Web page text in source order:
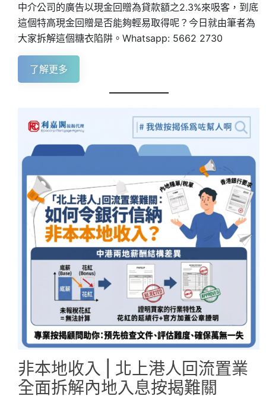
中介公司的廣告以現金回贈為貸款額之2.3%來吸客，到底
這個特高現金回贈是否能夠輕易取得呢？今日就由筆者為
大家拆解這個糖衣陷阱。Whatsapp: 5662 2730
了解更多
非本地收入 | 北上港人回流置業
全面拆解內地入息按揭難關